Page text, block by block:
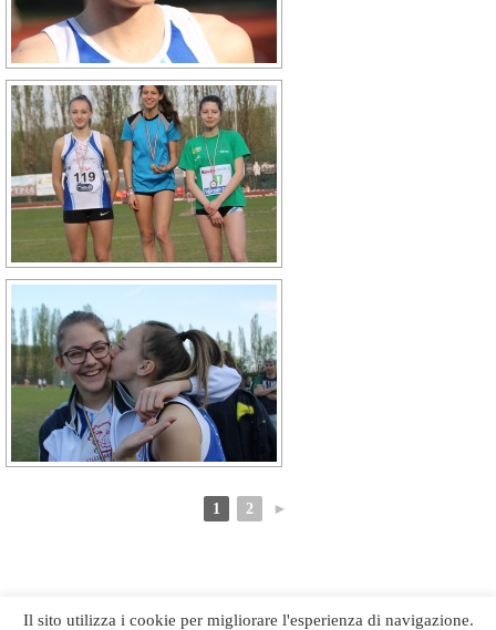
1 2 ►
Il sito utilizza i cookie per migliorare l'esperienza di navigazione.